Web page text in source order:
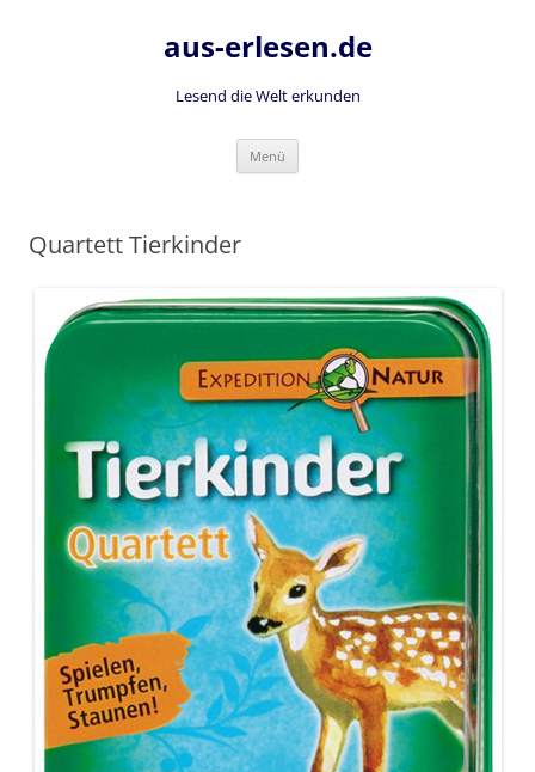
aus-erlesen.de
Lesend die Welt erkunden
Menü
Quartett Tierkinder